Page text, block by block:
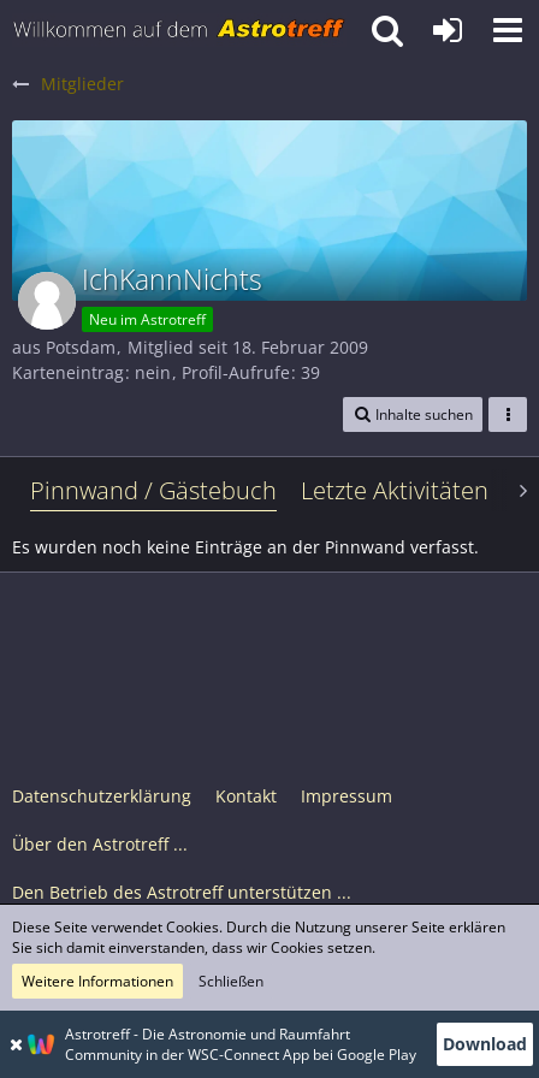
Mitglieder
IchKannNichts
Neu im Astrotreff
aus Potsdam
Mitglied seit 18. Februar 2009
Karteneintrag nein Profil-Aufrufe 39
Inhalte suchen
Pinnwand / Gästebuch Letzte Aktivitäten
Es wurden noch keine Einträge an der Pinnwand verfasst.
Datenschutzerklärung Kontakt Impressum
Über den Astrotreff ...
Den Betrieb des Astrotreff unterstützen ...
Nutzungsbedingungen
© Astrotreff 2001-2026, lizenziert unter CC BY-SA,
sofern für einzelne Inhalte nicht anders angegeben
Astrotreff - Die Astronomie und Raumfahrt
Community in der WSC-Connect App bei Google Play
Download
Diese Seite verwendet Cookies. Durch die Nutzung unserer Seite erklären
Sie sich damit einverstanden, dass wir Cookies setzen.
Weitere Informationen
Schließen